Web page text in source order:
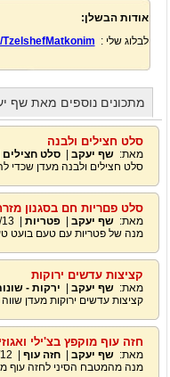
אודות הבשלן:
לבלוג שלי : TzelshefMatkonim
מתכונים נוספים מאת שף
סלט חצילים ולבנה
מאת: שף יעקב |סלט חצילים
סלט חצילים ולבנה מעדן שכדי
סלט פםריות חם בסגנון
מאת: שף יעקב |פטריות |
מנה של פטריות עם טעם בועט
קציצות עדשים ירוקות
מאת: שף יעקב ירקות -
קציצות עדשים ירוקות מעדן
חזה עוף מוקפץ בצ'ילי
מאת: שף יעקב |חזה עוף
מנה מהמטבח הסיני לחזה עוף